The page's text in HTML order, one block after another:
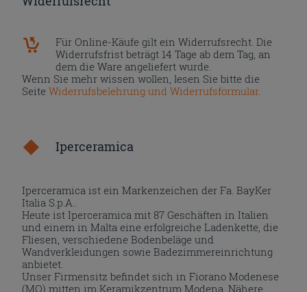
Für Online-Käufe gilt ein Widerrufsrecht. Die
Widerrufsfrist beträgt 14 Tage ab dem Tag, an
dem die Ware angeliefert wurde.
Wenn Sie mehr wissen wollen, lesen Sie bitte die
SeiteWiderrufsbelehrung und Widerrufsformular.
Iperceramica
Iperceramica ist ein Markenzeichen der Fa. BayKer
Italia S.p.A..
Heute ist Iperceramica mit 87 Geschäften in Italien
und einem in Malta eine erfolgreiche Ladenkette, die
Fliesen, verschiedene Bodenbeläge und
Wandverkleidungen sowie Badezimmereinrichtung
anbietet.
Unser Firmensitz befindet sich in Fiorano Modenese
(MO) mitten im Keramikzentrum Modena. Nähere